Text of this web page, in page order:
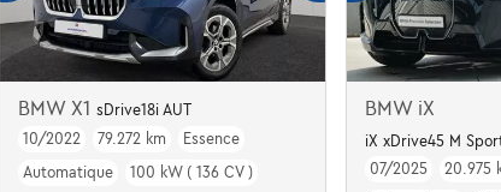
GLOW |
BMW X1sDrive18i AUT
10/2022
79.272 km
Essence
Automatique
100 kW ( 136 CV )
BMW iX
iX xDrive45 M
07/2025
20.975